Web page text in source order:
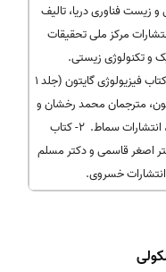
فناوری دریا، تالیف
مرکز ملی تحقیقات
و تکنولوژی زیستی.
فیزیولوژی آبزیان : ۱- کتاب فیزیولوژی گایتون (جلد ۱
مترجمان محمد رخشان و
احمدرضا نیاورانی، انتشارات سماط. ۲- کتاب
اصغر قاسمی و دکتر مسلم
خسروی.